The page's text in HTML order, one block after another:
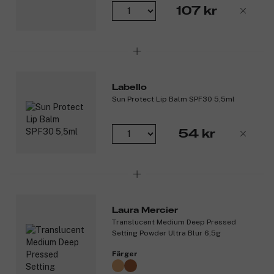
SPF30 skyddar mot kollagentapp orsakad av solljus.
Berikad med mandelolja och vitamin E för näring och vård.
107 kr
Labello
Sun Protect Lip Balm SPF30 5,5ml
54 kr
Laura Mercier
Translucent Medium Deep Pressed
Setting Powder Ultra Blur 6,5g
Färger